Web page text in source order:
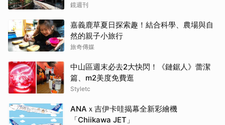
鏡週刊
嘉義鹿草夏日探索趣！結合科學、農場與自
然的親子小旅行
旅奇傳媒
中山區週末必去2大快閃！《鏈鋸人》蕾潔
篇、m2美度免費逛
Styletc
ANAｘ吉伊卡哇揭幕全新彩繪機
「Chiikawa JET」